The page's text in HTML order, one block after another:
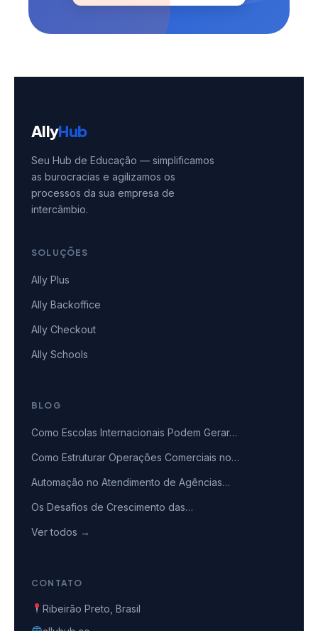
AllyHub
Seu Hub de Educação — simplificamos
as burocracias e agilizamos os
processos da sua empresa de
intercâmbio.
SOLUÇÕES
Ally Plus
Ally Backoffice
Ally Checkout
Ally Schools
BLOG
Como Escolas Internacionais Podem Gerar…
Como Estruturar Operações Comerciais no…
Automação no Atendimento de Agências…
Os Desafios de Crescimento das…
Ver todos →
CONTATO
Ribeirão Preto, Brasil